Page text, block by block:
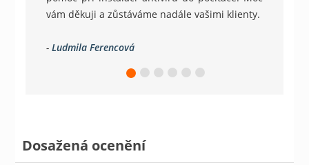
vám děkuji a zůstáváme nadále vašimi klienty.
- Ludmila Ferencová
Dosažená ocenění